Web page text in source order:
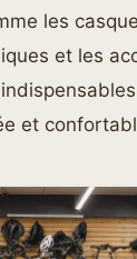
les
et les
et